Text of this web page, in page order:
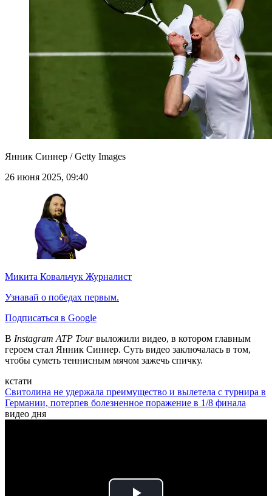
Янник Синнер / Getty Images
26 июня 2025, 09:40
Микита Ковальчук Журналист
Узнавай о победах первым.
Подписаться в Google
В Instagram ATP Tourвыложили видео, в котором главным
героем стал Янник Синнер. Суть видео заключалась в том,
чтобы суметь теннисным мячом зажечь спичку.
кстати
Свитолина не удержала преимущество и вылетела с турнира в
Германии, потерпев болезненное поражение в 1/8 финала
видео дня